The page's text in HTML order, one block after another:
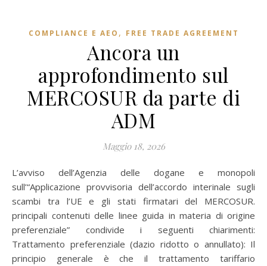
COMPLIANCE E AEO , FREE TRADE AGREEMENT
Ancora un
approfondimento sul
MERCOSUR da parte di
ADM
Maggio 18, 2026
L’avviso dell’Agenzia delle dogane e monopoli
sull’“Applicazione provvisoria dell’accordo interinale sugli
scambi tra l’UE e gli stati firmatari del MERCOSUR.
principali contenuti delle linee guida in materia di origine
preferenziale” condivide i seguenti chiarimenti:
Trattamento preferenziale (dazio ridotto o annullato): Il
principio generale è che il trattamento tariffario